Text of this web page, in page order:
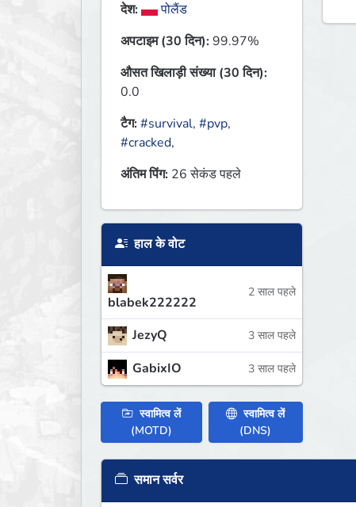
देश:
पोलैंड
अपटाइम (30 दिन):99.97%
औसत खिलाड़ी संख्या (30 दिन):
0.0
टैग:#survival, #pvp,
#cracked,
अंतिम पिंग: 26 सेकंड पहले
हाल के वोट
blabek222222
2 साल पहले
JezyQ 3 साल पहले
GabixIO 3 साल पहले
स्वामित्व लें
(MOTD)
स्वामित्व लें
(DNS)
समान सर्वर